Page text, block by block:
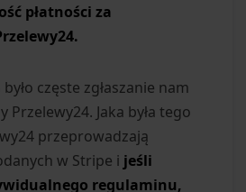
płatności za
częste zgłaszanie nam
Przelewy24. Jaka była tego
przeprowadzają
w Stripe i jeśli
regulaminu,